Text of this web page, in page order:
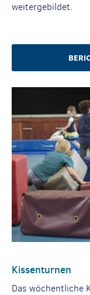
weitergebildet.
Kissenturnen
Das wöchentliche